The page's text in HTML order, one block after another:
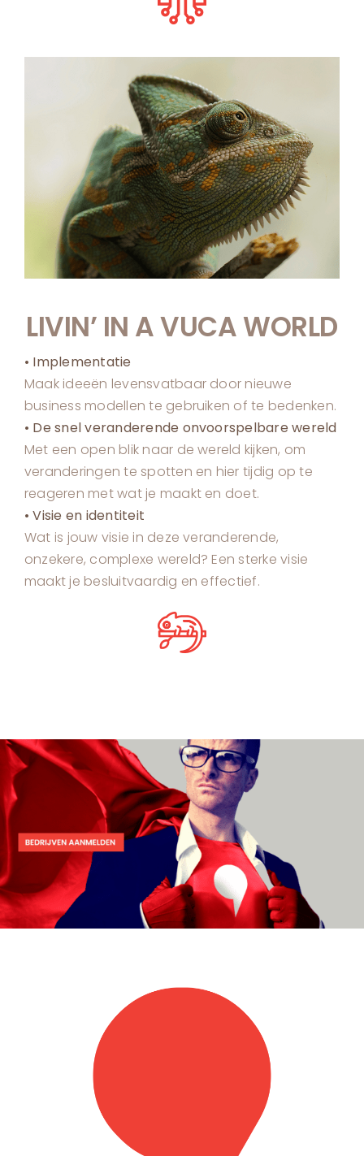
LIVIN’ IN A VUCA WORLD
• Implementatie
Maak ideeën levensvatbaar door nieuwe
business modellen te gebruiken of te bedenken.
• De snel veranderende onvoorspelbare wereld
Met een open blik naar de wereld kijken, om
veranderingen te spotten en hier tijdig op te
reageren met wat je maakt en doet.
• Visie en identiteit
Wat is jouw visie in deze veranderende,
onzekere, complexe wereld? Een sterke visie
maakt je besluitvaardig en effectief.